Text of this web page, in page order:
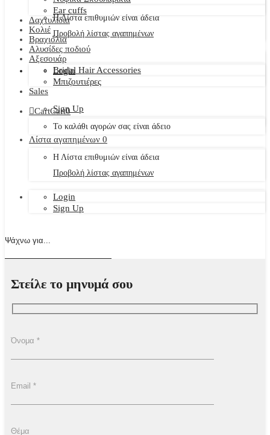
Η Λίστα επιθυμιών είναι άδεια
Προβολή λίστας αγαπημένων
Login
Sign Up
Ear cuffs
Δαχτυλίδια
Κολιέ
Βραχιόλια
Αλυσίδες ποδιού
Αξεσουάρ
Bridal Hair Accessories
Μπιζουτιέρες
Sales
CartCart0
Το καλάθι αγορών σας είναι άδειο
Λίστα αγαπημένων 0
Η Λίστα επιθυμιών είναι άδεια
Προβολή λίστας αγαπημένων
Login
Sign Up
Στείλε το μηνυμά σου